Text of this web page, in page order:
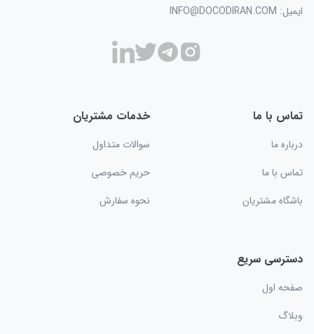
ایمیل: INFO@DOCODIRAN.COM
تماس با ما
درباره ما
تماس با ما
باشگاه مشتریان
خدمات مشتریان
سوالات متداول
حریم خصوصی
نحوه سفارش
دسترسی سریع
صفحه اول
وبلاگ